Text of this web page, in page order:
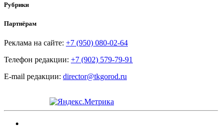
Рубрики
Партнёрам
Реклама на сайте: +7 (950) 080-02-64
Телефон редакции: +7 (902) 579-79-91
E-mail редакции: director@tkgorod.ru